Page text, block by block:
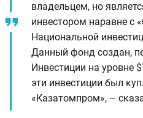
владельцем, но
инвестором наравне с
Национальной
Данный фонд создан,
Инвестиции на уровне
эти инвестиции был
«Казатомпром», –